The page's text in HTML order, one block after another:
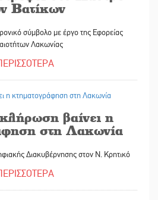
Βατίκων
σύμβολο με έργο της Εφορείας
Λακωνίας
βαίνει η
στη Λακωνία
Διακυβέρνησης στον Ν. Κρητικό